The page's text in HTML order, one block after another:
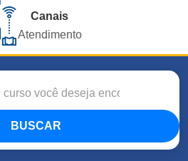
Canais
Atendimento
BUSCAR